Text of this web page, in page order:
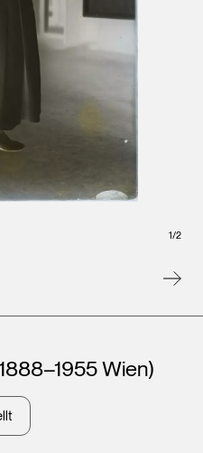
1/2
Wien)